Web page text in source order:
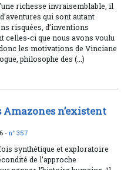
richesse invraisemblable, il
qui sont autant
risquées, d’inventions
celles-ci que nous avons voulu
les motivations de Vinciane
philosophe des (...)
Amazones n’existent
- n° 357
synthétique et exploratoire
de l’approche